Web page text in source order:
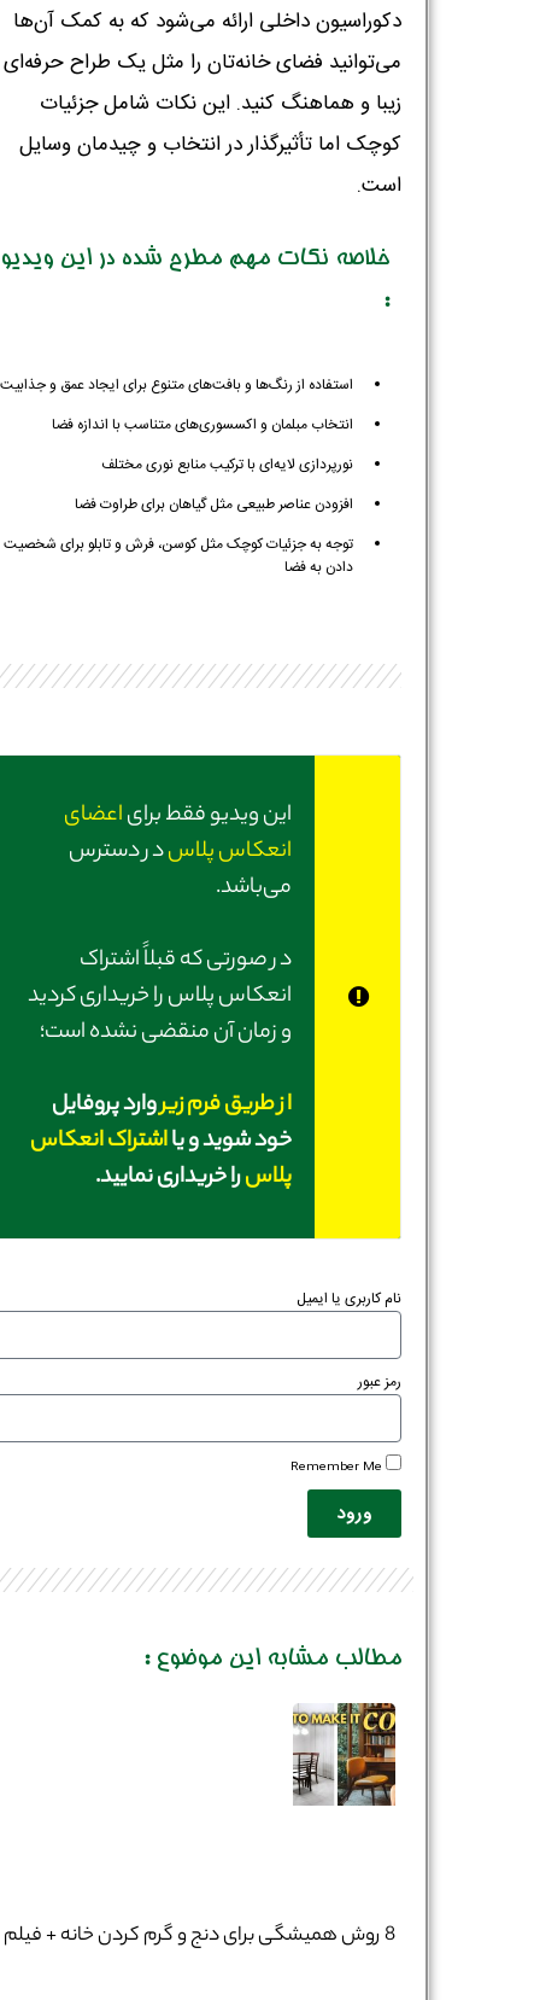
دکوراسیون داخلی ارائه می‌شود که به کمک آن‌ها
می‌توانید فضای خانه‌تان را مثل یک طراح حرفه‌ای
زیبا و هماهنگ کنید. این نکات شامل جزئیات
کوچک اما تأثیرگذار در انتخاب و چیدمان وسایل
است.
خلاصه نکات مهم مطرح شده در این ویدیو
:
استفاده از رنگ‌ها و بافت‌های متنوع برای ایجاد عمق و جذابیت
انتخاب مبلمان و اکسسوری‌های متناسب با اندازه فضا
نورپردازی لایه‌ای با ترکیب منابع نوری مختلف
افزودن عناصر طبیعی مثل گیاهان برای طراوت فضا
توجه به جزئیات کوچک مثل کوسن، فرش و تابلو برای شخصیت
دادن به فضا
این ویدیو فقط برایاعضای
انعکاس پلاسدر دسترس
می‌باشد.
در صورتی‌ که قبلاً اشتراک
انعکاس پلاس را خریداری کردید
و زمان آن منقضی نشده است؛
از طریق فرم زیروارد پروفایل
خود شوید و یااشتراک انعکاس
پلاسرا خریداری نمایید.
نام کاربری یا ایمیل
رمز عبور
Remember Me
ورود
مطالب مشابه این موضوع :
8 روش همیشگی برای دنج و گرم کردن خانه + فیلم